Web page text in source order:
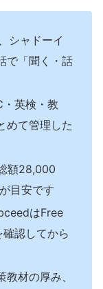
シャドーイ
で「聞く・話
・英検・教
めて管理した
額28,000
目安です
はFree
認してから
材の厚み、